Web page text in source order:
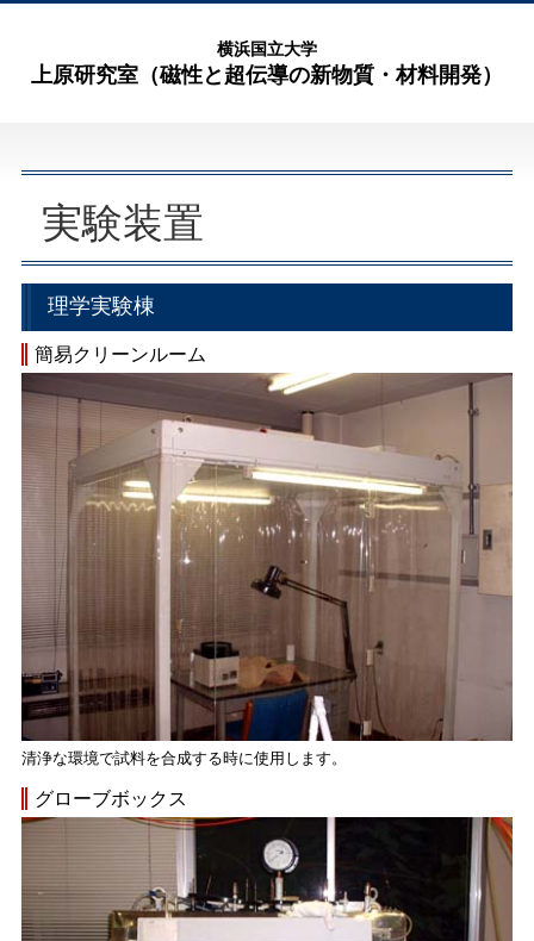
横浜国立大学
上原研究室（磁性と超伝導の新物質・材料開発）
実験装置
理学実験棟
簡易クリーンルーム
清浄な環境で試料を合成する時に使用します。
グローブボックス